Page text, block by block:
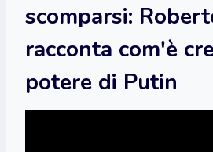
scomparsi:
racconta com'è
potere di Putin